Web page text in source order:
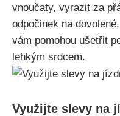
⁤vnoučaty, ‌vyrazit za
odpočinek na⁤
vám pomohou ušetřit
lehkým srdcem.
Využijte ‍slevy ​na